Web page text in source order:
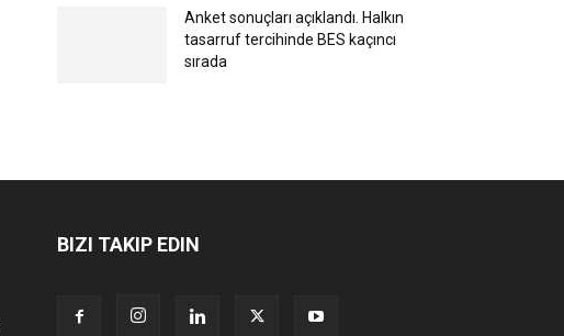
Anket sonuçları açıklandı. Halkın
tasarruf tercihinde BES kaçıncı
sırada
BIZI TAKIP EDIN